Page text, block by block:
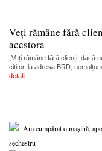
Veți rămâne fără
acestora
„Veți rămâne fără clienți, dacă
cititor, la adresa BRD,
detalii
Am cumpărat o mașină,
sechestru